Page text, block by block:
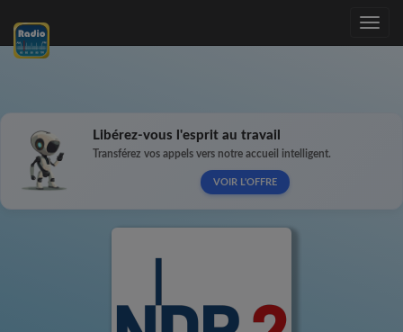
Toggle
Libérez-vous l'esprit au travail
Transférez vos appels vers notre accueil intelligent.
VOIR L'OFFRE